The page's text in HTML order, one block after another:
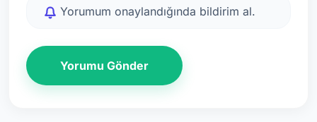
Yorumum onaylandığında bildirim al.
Yorumu Gönder